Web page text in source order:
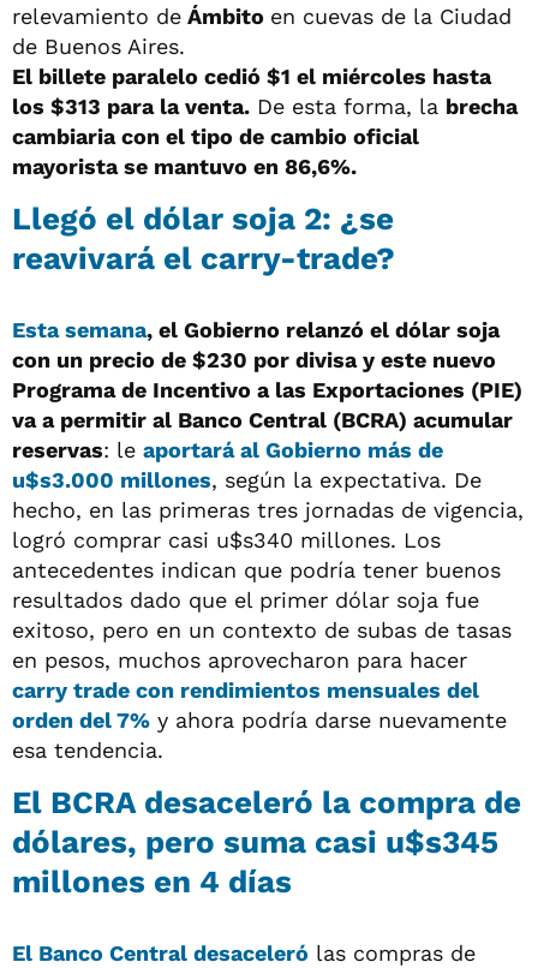
relevamiento de Ámbito en cuevas de la Ciudad
de Buenos Aires.
El billete paralelo cedió $1 el miércoles hasta
los $313 para la venta. De esta forma, la brecha
cambiaria con el tipo de cambio oficial
mayorista se mantuvo en 86,6%.
Llegó el dólar soja 2: ¿se
reavivará el carry-trade?
Esta semana, el Gobierno relanzó el dólar soja
con un precio de $230 por divisa y este nuevo
Programa de Incentivo a las Exportaciones (PIE)
va a permitir al Banco Central (BCRA) acumular
reservas: le aportará al Gobierno más de
u$s3.000 millones, según la expectativa. De
hecho, en las primeras tres jornadas de vigencia,
logró comprar casi u$s340 millones. Los
antecedentes indican que podría tener buenos
resultados dado que el primer dólar soja fue
exitoso, pero en un contexto de subas de tasas
en pesos, muchos aprovecharon para hacer
carry trade con rendimientos mensuales del
orden del 7% y ahora podría darse nuevamente
esa tendencia.
El BCRA desaceleró la compra de
dólares, pero suma casi u$s345
millones en 4 días
El Banco Central desaceleró las compras de